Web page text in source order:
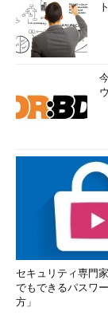
セキュリティ専門
でもできるパスワ
方」